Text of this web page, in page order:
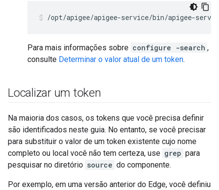
/opt/apigee/apigee-service/bin/apigee-
Para mais informações sobre configure -search ,
consulte Determinar o valor atual de um token.
Localizar um token
Na maioria dos casos, os tokens que você precisa definir
são identificados neste guia. No entanto, se você precisar
para substituir o valor de um token existente cujo nome
completo ou local você não tem certeza, use grep para
pesquisar no diretório source do componente.
Por exemplo, em uma versão anterior do Edge, você definiu